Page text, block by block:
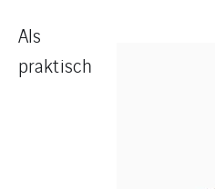
Als
praktisch